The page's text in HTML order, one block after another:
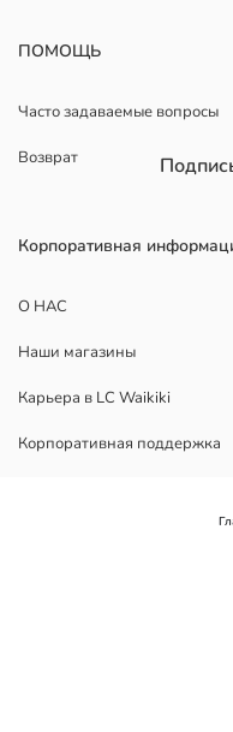
ПОМОЩЬ
Часто задаваемые вопросы
Возврат
Корпоративная
О НАС
Наши магазины
Карьера в LC Waikiki
Корпоративная поддержка
Политика